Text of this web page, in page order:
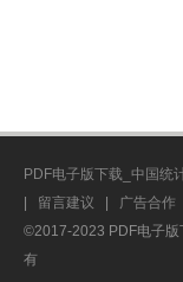
PDF电子版下载_中国统
留言建议
广告合作
©2017-2023 PDF电子版
有